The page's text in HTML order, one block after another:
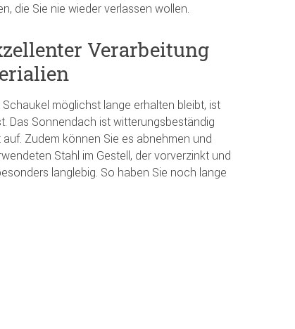
die Sie nie wieder verlassen wollen.
Verarbeitung
möglichst lange erhalten bleibt, ist
Das Sonnendach ist witterungsbeständig
Zudem können Sie es abnehmen und
Stahl im Gestell, der vorverzinkt und
langlebig. So haben Sie noch lange